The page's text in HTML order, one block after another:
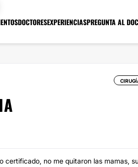
DOCTORESEXPERIENCIASPREGUNTA AL
no me quitaron las mamas,